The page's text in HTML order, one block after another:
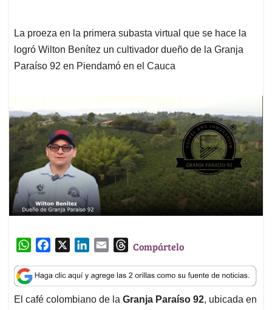
La proeza en la primera subasta virtual que se hace la
logró Wilton Benítez un cultivador dueño de la Granja
Paraíso 92 en Piendamó en el Cauca
W
a
t
s
c
e
b
n
k
e
a
i
l
T
r
e
a
Compártelo
El café colombiano de la Granja Paraíso 92, ubicada en